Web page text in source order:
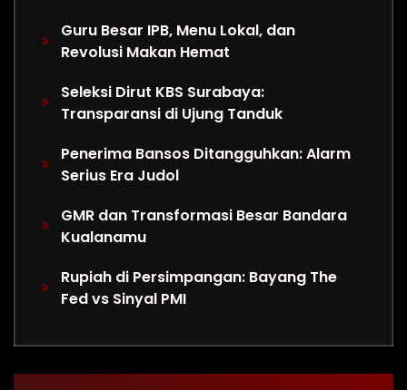
Guru Besar IPB, Menu Lokal, dan
Revolusi Makan Hemat
Seleksi Dirut KBS Surabaya:
Transparansi di Ujung Tanduk
Penerima Bansos Ditangguhkan: Alarm
Serius Era Judol
GMR dan Transformasi Besar Bandara
Kualanamu
Rupiah di Persimpangan: Bayang The
Fed vs Sinyal PMI